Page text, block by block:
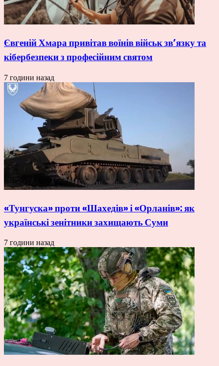
Євгеній Хмара привітав воїнів військ зв’язку та
кібербезпеки з професійним святом
7 години назад
«Тунгуска» проти «Шахедів» і «Орланів»: як
українські зенітники захищають Суми
7 години назад